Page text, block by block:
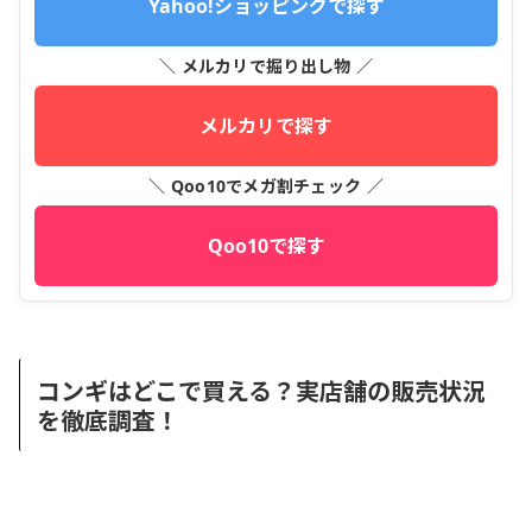
Yahoo!ショッピングで探す
＼ メルカリで掘り出し物 ／
メルカリで探す
＼ Qoo10でメガ割チェック ／
Qoo10で探す
コンギはどこで買える？実店舗の販売状況
を徹底調査！